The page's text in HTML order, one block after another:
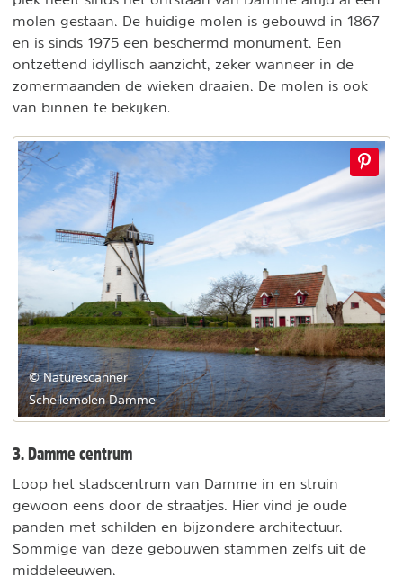
molen gestaan. De huidige molen is gebouwd in 1867
en is sinds 1975 een beschermd monument. Een
ontzettend idyllisch aanzicht, zeker wanneer in de
zomermaanden de wieken draaien. De molen is ook
van binnen te bekijken.
© Naturescanner
Schellemolen Damme
3. Damme centrum
Loop het stadscentrum van Damme in en struin
gewoon eens door de straatjes. Hier vind je oude
panden met schilden en bijzondere architectuur.
Sommige van deze gebouwen stammen zelfs uit de
middeleeuwen.